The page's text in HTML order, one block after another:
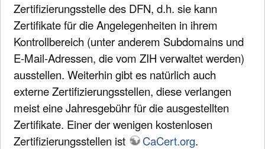
Zertifizierungsstelle des DFN, d.h. sie kann
Zertifikate für die Angelegenheiten in ihrem
Kontrollbereich (unter anderem Subdomains und
E-Mail-Adressen, die vom ZIH verwaltet werden)
ausstellen. Weiterhin gibt es natürlich auch
externe Zertifizierungsstellen, diese verlangen
meist eine Jahresgebühr für die ausgestellten
Zertifikate. Einer der wenigen kostenlosen
Zertifizierungsstellen ist
CaCert.org.